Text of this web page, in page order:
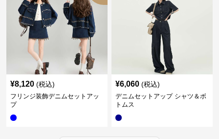
¥8,120 (税込)
フリンジ装飾デニムセットアッ
プ
¥6,060 (税込)
デニムセットアップ シャツ＆ボ
トムス